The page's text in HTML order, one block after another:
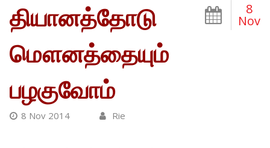
8
Nov
தியானத்தோடு
மௌனத்தையும்
பழகுவோம்
8 Nov 2014 Rie